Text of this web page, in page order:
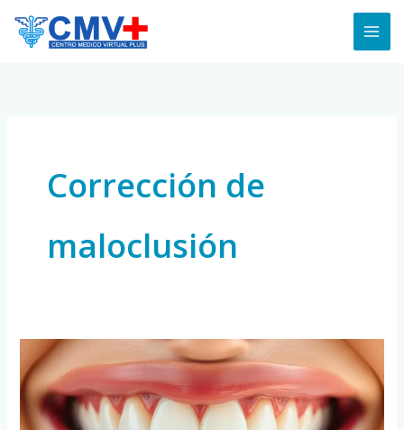
Corrección de
maloclusión
Ortodoncia
Invisible:
¿Es
la